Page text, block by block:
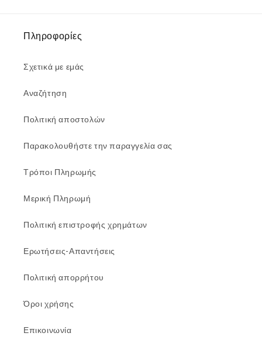
Πληροφορίες
Σχετικά με εμάς
Αναζήτηση
Πολιτική αποστολών
Παρακολουθήστε την παραγγελία σας
Τρόποι Πληρωμής
Μερική Πληρωμή
Πολιτική επιστροφής χρημάτων
Ερωτήσεις-Απαντήσεις
Πολιτική απορρήτου
Όροι χρήσης
Επικοινωνία